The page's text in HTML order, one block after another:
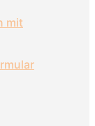
können
auf
Produktseite
gewählt
mit